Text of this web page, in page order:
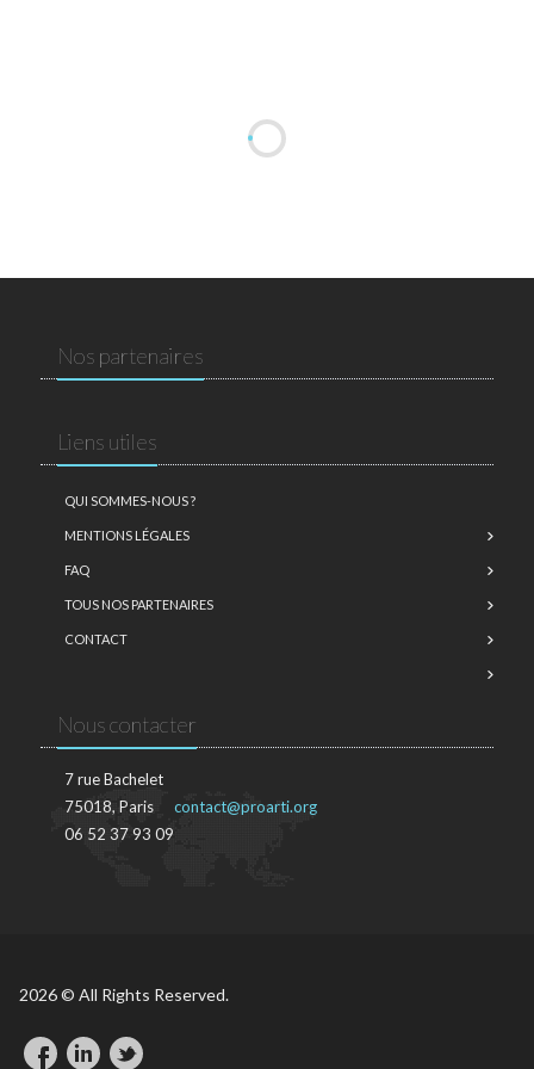
Nos partenaires
Liens utiles
QUI SOMMES-NOUS ?
MENTIONS LÉGALES
FAQ
TOUS NOS PARTENAIRES
CONTACT
Nous contacter
7 rue Bachelet
75018, Paris
06 52 37 93 09
contact@proarti.org
2026 © All Rights Reserved.